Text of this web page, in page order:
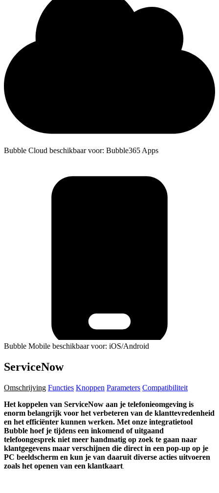
Bubble Cloud beschikbaar voor: Bubble365 Apps
Bubble Mobile beschikbaar voor: iOS/Android
ServiceNow
Omschrijving Functies Knoppen Parameters Compatibiliteit
Het koppelen van ServiceNow aan je telefonieomgeving is
enorm belangrijk voor het verbeteren van de klanttevredenheid
en het efficiënter kunnen werken. Met onze integratietool
Bubble hoef je tijdens een inkomend of uitgaand
telefoongesprek niet meer handmatig op zoek te gaan naar
klantgegevens maar verschijnen die direct in een pop-up op je
PC beeldscherm en kun je van daaruit diverse acties uitvoeren
zoals het openen van een klantkaart